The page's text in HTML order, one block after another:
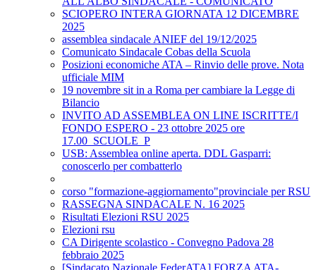
SCIOPERO INTERA GIORNATA 12 DICEMBRE
2025
assemblea sindacale ANIEF del 19/12/2025
Comunicato Sindacale Cobas della Scuola
Posizioni economiche ATA – Rinvio delle prove. Nota
ufficiale MIM
19 novembre sit in a Roma per cambiare la Legge di
Bilancio
INVITO AD ASSEMBLEA ON LINE ISCRITTE/I
FONDO ESPERO - 23 ottobre 2025 ore
17.00_SCUOLE_P
USB: Assemblea online aperta. DDL Gasparri:
conoscerlo per combatterlo
corso "formazione-aggiornamento"provinciale per RSU
RASSEGNA SINDACALE N. 16 2025
Risultati Elezioni RSU 2025
Elezioni rsu
CA Dirigente scolastico - Convegno Padova 28
febbraio 2025